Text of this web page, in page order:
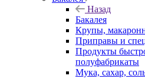
Назад
Бакалея
Крупы,
Приправы и
Продукты
полуфабрикаты
Мука, сахар,